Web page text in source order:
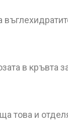
в кръвта
това и